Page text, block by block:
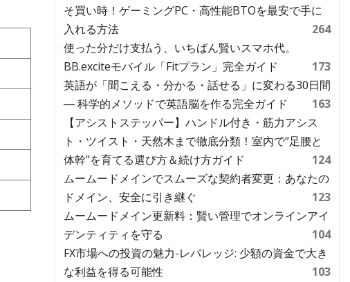
そ買い時！ゲーミングPC・高性能BTOを最安で手に
入れる方法
264
使った分だけ支払う、いちばん賢いスマホ代。
BB.exciteモバイル「Fitプラン」完全ガイド
173
英語が「聞こえる・分かる・話せる」に変わる30日間
― 科学的メソッドで英語脳を作る完全ガイド
163
【アシストステッパー】ハンドル付き・筋力アシス
ト・ツイスト・天然木まで徹底分類！室内で“足腰と
体幹”を育てる選び方＆続け方ガイド
124
ムームードメインでスムーズな契約者変更：あなたの
ドメイン、安全に引き継ぐ
123
ムームードメイン更新料：賢い管理でオンラインアイ
デンティティを守る
104
FX市場への投資の魅力-レバレッジ: 少額の資金で大き
な利益を得る可能性
103